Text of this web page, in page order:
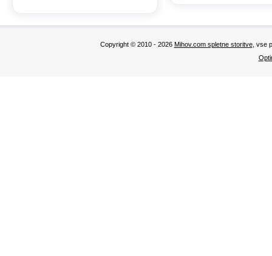
Copyright © 2010 - 2026 Mihov.com spletne storitve, vse